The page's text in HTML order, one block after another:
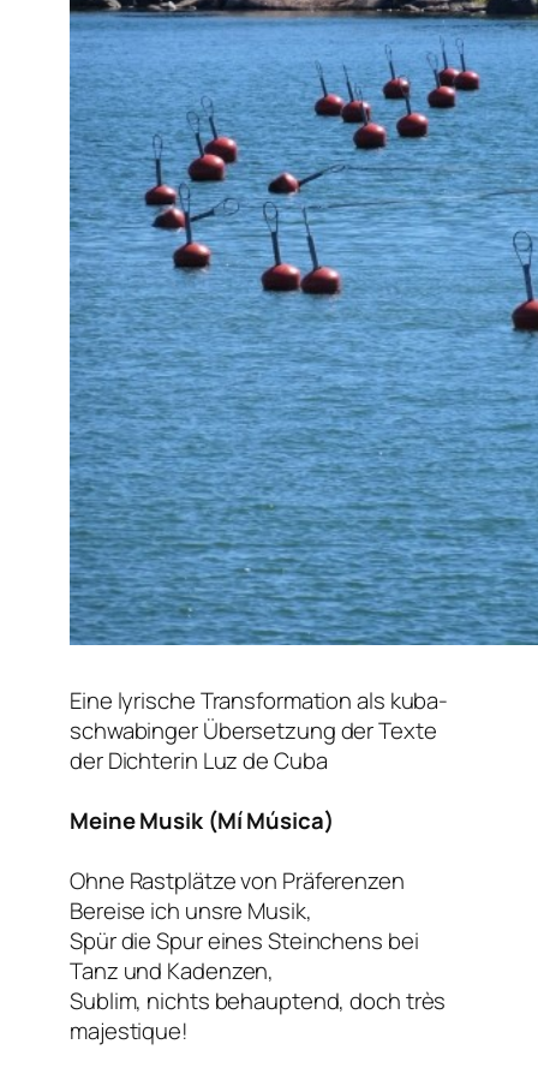
Eine lyrische Transformation als kuba-
schwabinger Übersetzung der Texte
der Dichterin Luz de Cuba
Meine Musik (Mí Música)
Ohne Rastplätze von Präferenzen
Bereise ich unsre Musik,
Spür die Spur eines Steinchens bei
Tanz und Kadenzen,
Sublim, nichts behauptend, doch très
majestique!